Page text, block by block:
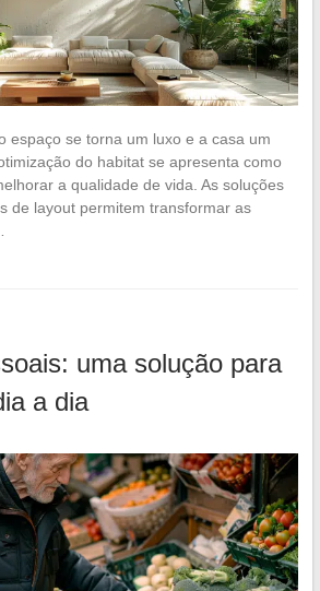
espaço se torna um luxo e a casa um
do habitat se apresenta como
a qualidade de vida. As soluções
de layout permitem transformar as
uma solução para
a dia